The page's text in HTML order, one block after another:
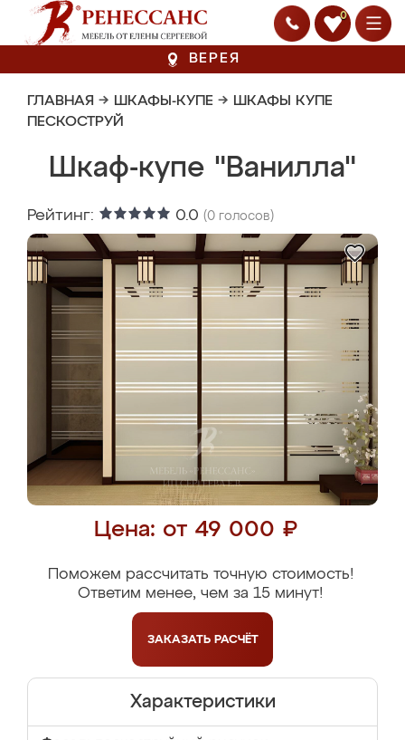
0
ВЕРЕЯ
ГЛАВНАЯ → ШКАФЫ-КУПЕ → ШКАФЫ КУПЕ
ПЕСКОСТРУЙ
Шкаф-купе "Ванилла"
Рейтинг: 0.0 (0 голосов)
Цена: от 49 000 ₽
Поможем рассчитать точную стоимость!
Ответим менее, чем за 15 минут!
ЗАКАЗАТЬ РАСЧЁТ
Характеристики